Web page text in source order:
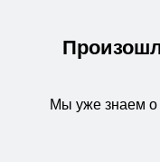
Мы уже знаем о